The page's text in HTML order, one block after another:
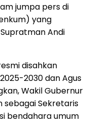
jumpa pers di
yang
Andi
disahkan
2030 dan Agus
Wakil Gubernur
sebagai Sekretaris
bendahara umum